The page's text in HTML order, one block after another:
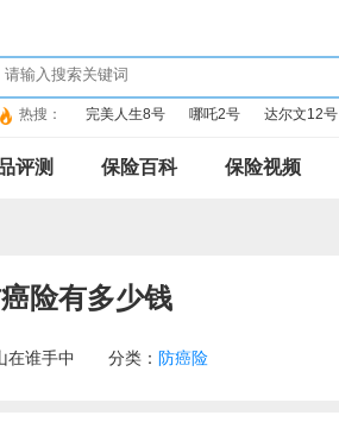
热搜： 完美人生8号 哪吒2号 达尔文12号
评测 保险百科 保险视频
险有多少钱
在谁手中 分类： 防癌险